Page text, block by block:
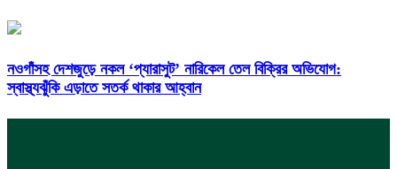
নওগাঁসহ দেশজুড়ে নকল ‘প্যারাসুট’ নারিকেল তেল বিক্রির অভিযোগ:
স্বাস্থ্যঝুঁকি এড়াতে সতর্ক থাকার আহ্বান